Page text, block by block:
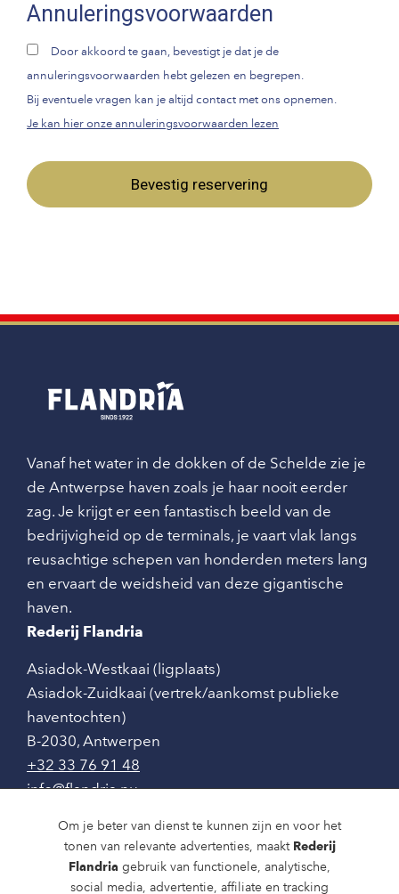
Om je beter van dienst te kunnen zijn en voor het
tonen van relevante advertenties, maakt Rederij
Flandria gebruik van functionele, analytische,
social media, advertentie, affiliate en tracking
Annuleringsvoorwaarden
Door akkoord te gaan, bevestigt je dat je de
annuleringsvoorwaarden hebt gelezen en begrepen.
Bij eventuele vragen kan je altijd contact met ons opnemen.
Je kan hier onze annuleringsvoorwaarden lezen
Bevestig reservering
Vanaf het water in de dokken of de Schelde zie je
de Antwerpse haven zoals je haar nooit eerder
zag. Je krijgt er een fantastisch beeld van de
bedrijvigheid op de terminals, je vaart vlak langs
reusachtige schepen van honderden meters lang
en ervaart de weidsheid van deze gigantische
haven.
Rederij Flandria
Asiadok-Westkaai (ligplaats)
Asiadok-Zuidkaai (vertrek/aankomst publieke
haventochten)
B-2030, Antwerpen
+32 33 76 91 48
info@flandria.nu
Contact
Vaaragenda